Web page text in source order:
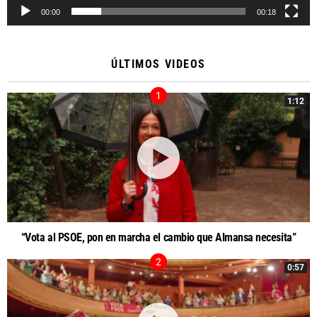
00:00 00:18
ÚLTIMOS VIDEOS
1:12
“Vota al PSOE, pon en marcha el cambio que Almansa necesita”
0:57